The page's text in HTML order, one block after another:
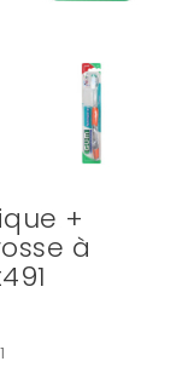
+
à